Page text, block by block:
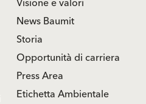
News Baumit
Storia
Opportunità di carriera
Press Area
Etichetta Ambientale